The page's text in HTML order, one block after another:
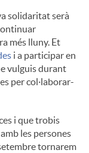
solidaritat serà
més lluny. Et
i a participar en
vulguis durant
per col·laborar-
i que trobis
les persones
tornarem